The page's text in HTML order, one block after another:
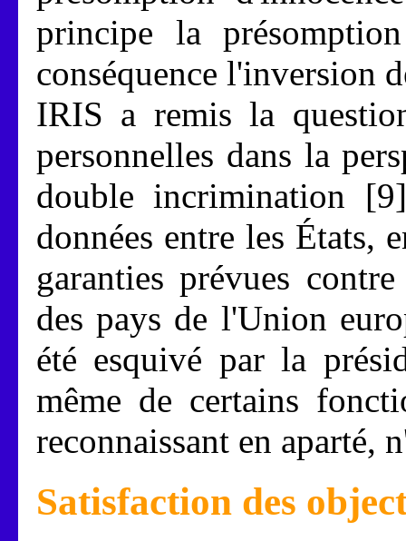
principe la
conséquence l'inversion
IRIS a remis la
personnelles dans la
double incrimination
données entre les États,
garanties prévues
des pays de l'Union
été esquivé par la
même de certains
reconnaissant en aparté,
Satisfaction des